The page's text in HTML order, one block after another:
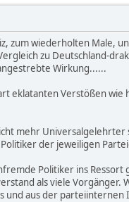
zum wiederholten Male,
zu Deutschland-
Wirkung......
eklatanten Verstößen
mehr
der jeweiligen
Politiker ins
als viele
und aus der